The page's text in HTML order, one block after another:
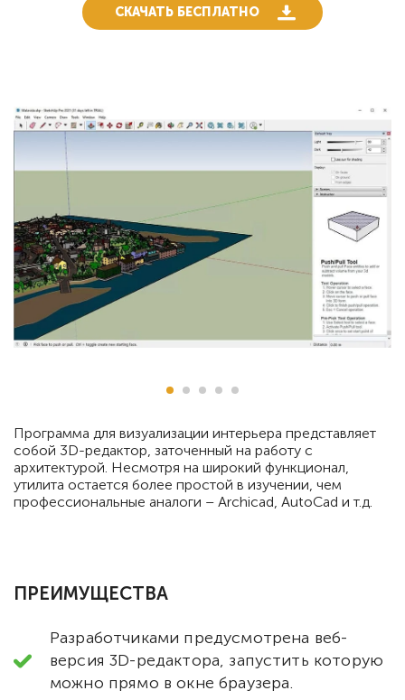
СКАЧАТЬ БЕСПЛАТНО
Программа для визуализации интерьера представляет
собой 3D-редактор, заточенный на работу с
архитектурой. Несмотря на широкий функционал,
утилита остается более простой в изучении, чем
профессиональные аналоги – Archicad, AutoCad и т.д.
ПРЕИМУЩЕСТВА
Разработчиками предусмотрена веб-
версия 3D-редактора, запустить которую
можно прямо в окне браузера.